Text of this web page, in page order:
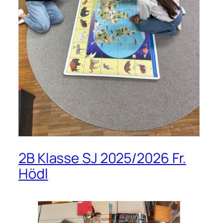
2B Klasse SJ 2025/2026 Fr.
Hödl